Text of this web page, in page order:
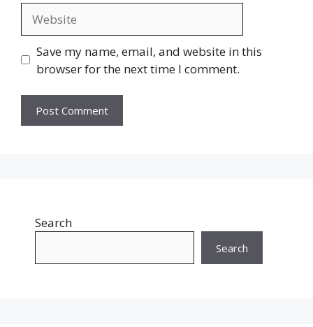
Save my name, email, and website in this
browser for the next time I comment.
Search
Search